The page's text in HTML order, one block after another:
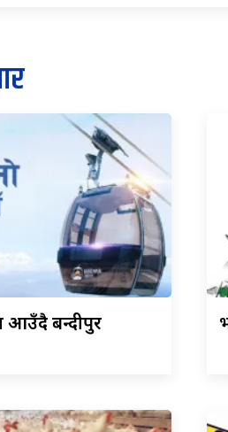
आउँदै बन्दीपुर